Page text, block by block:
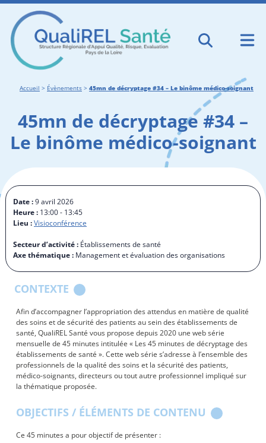
Accueil > Évènements > 45mn de décryptage #34 – Le binôme médico-soignant
45mn de décryptage #34 –
Le binôme médico-soignant
Date :9 avril 2026
Heure : 13:00 - 13:45
Lieu :Visioconférence
Secteur d’activité : Établissements de santé
Axe thématique : Management et évaluation des organisations
CONTEXTE
Afin d’accompagner l’appropriation des attendus en matière de qualité
des soins et de sécurité des patients au sein des établissements de
santé, QualiREL Santé vous propose depuis 2020 une web série
mensuelle de 45 minutes intitulée « Les 45 minutes de décryptage des
établissements de santé ». Cette web série s’adresse à l’ensemble des
professionnels de la qualité des soins et la sécurité des patients,
médico-soignants, directeurs ou tout autre professionnel impliqué sur
la thématique proposée.
OBJECTIFS / ÉLÉMENTS DE CONTENU
Ce 45 minutes a pour objectif de présenter :